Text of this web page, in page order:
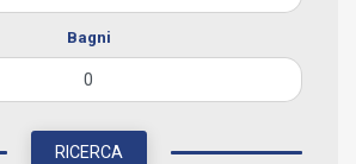
Bagni
RICERCA